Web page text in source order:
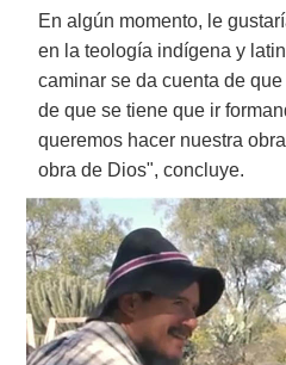
En algún momento, le
en la teología indígena y
caminar se da cuenta de
de que se tiene que ir
queremos hacer nuestra
obra de Dios", concluye.